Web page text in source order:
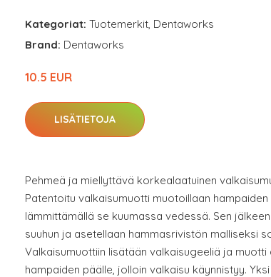
Kategoriat: Tuotemerkit, Dentaworks
Brand: Dentaworks
10.5 EUR
LISÄTIETOJA
Pehmeä ja miellyttävä korkealaatuinen
Patentoitu valkaisumuotti muotoillaan hampaiden
lämmittämällä se kuumassa vedessä. Sen
suuhun ja asetellaan hammasrivistön malliseksi
Valkaisumuottiin lisätään valkaisugeeliä ja muotti
hampaiden päälle, jolloin valkaisu käynnistyy.